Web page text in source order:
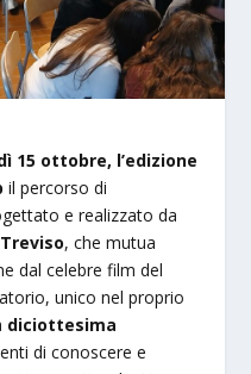
15 ottobre, l’edizione
il percorso di
e realizzato da
, che mutua
dal celebre film del
unico nel proprio
diciottesima
di conoscere e